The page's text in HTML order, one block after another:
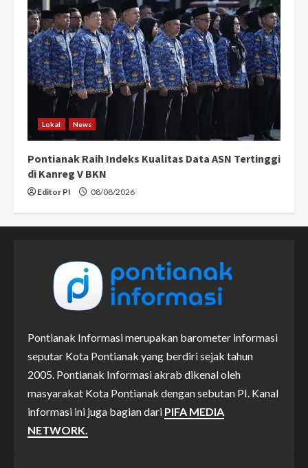
Lokal News
Pontianak Raih Indeks Kualitas Data ASN Tertinggi
di Kanreg V BKN
Editor PI 08/08/2026
Pontianak Informasi merupakan barometer informasi
seputar Kota Pontianak yang berdiri sejak tahun
2005. Pontianak Informasi akrab dikenal oleh
masyarakat Kota Pontianak dengan sebutan PI. Kanal
informasi ini juga bagian dari PIFA MEDIA
NETWORK.